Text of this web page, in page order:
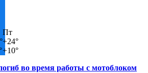
Пт
+24°
+10°
во время работы с мотоблоком